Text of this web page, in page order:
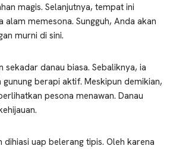
magis. Selanjutnya, tempat ini
alam memesona. Sungguh, Anda akan
murni di sini.
sekadar danau biasa. Sebaliknya, ia
berapi aktif. Meskipun demikian,
pesona menawan. Danau
dihiasi uap belerang tipis. Oleh karena